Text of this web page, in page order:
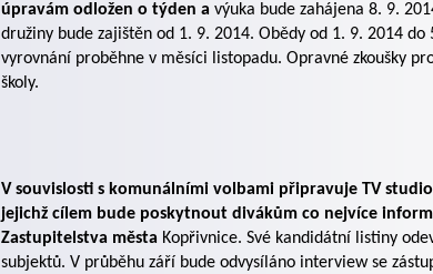
úpravám odložen o týden a výuka bude zahájena 8. 9.
družiny bude zajištěn od 1. 9. 2014. Obědy od 1. 9. 2014
vyrovnání proběhne v měsíci listopadu. Opravné zkoušky
školy.
V souvislosti s komunálními volbami připravuje TV
jejichž cílem bude poskytnout divákům co nejvíce
Zastupitelstva města Kopřivnice. Své kandidátní listiny
subjektů. V průběhu září bude odvysíláno interview se